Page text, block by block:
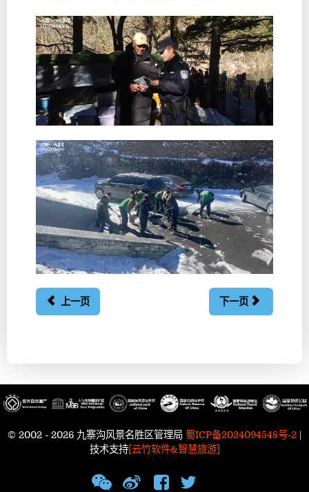
上一页 下一页
© 2002 - 2026 九寨沟风景名胜区管理局 蜀ICP备2024094548号-2 |
技术支持[云竹软件&智慧旅游]